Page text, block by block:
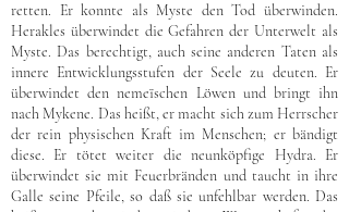
retten. Er konnte als Myste den Tod überwinden.
Herakles überwindet die Gefahren der Unterwelt als
Myste. Das berechtigt, auch seine anderen Taten als
innere Entwicklungsstufen der Seele zu deuten. Er
überwindet den nemeïschen Löwen und bringt ihn
nach Mykene. Das heißt, er macht sich zum Herrscher
der rein physischen Kraft im Menschen; er bändigt
diese. Er tötet weiter die neunköpfige Hydra. Er
überwindet sie mit Feuerbränden und taucht in ihre
Galle seine Pfeile, so daß sie unfehlbar werden. Das